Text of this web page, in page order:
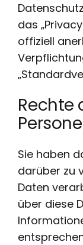
das
offiziell
Rechte
Sie haben
darüber zu
Daten
über diese